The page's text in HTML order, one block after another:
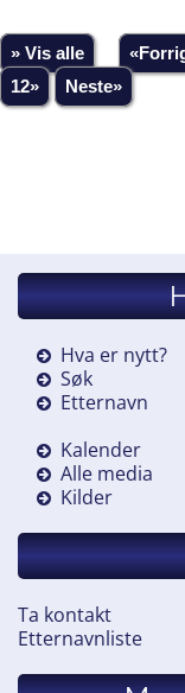
» Vis alle
12»
Neste»
Hva er nytt?
Søk
Etternavn
Kalender
Alle media
Kilder
Ta kontakt
Etternavnliste